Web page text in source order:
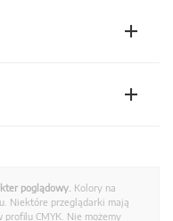
poglądowy. Kolory na
Niektóre przeglądarki mają
CMYK. Nie możemy